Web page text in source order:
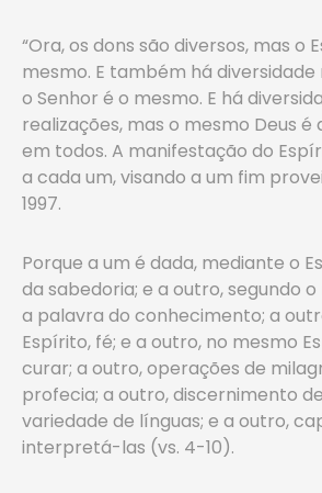
“Ora, os dons são diversos, mas o
mesmo. E também há diversidade
o Senhor é o mesmo. E há
realizações, mas o mesmo Deus
em todos. A manifestação do
a cada um, visando a um fim
1997.
Porque a um é dada, mediante o
da sabedoria; e a outro, segundo
a palavra do conhecimento; a
Espírito, fé; e a outro, no mesmo
curar; a outro, operações de
profecia; a outro, discernimento
variedade de línguas; e a outro,
interpretá-las (vs. 4-10).